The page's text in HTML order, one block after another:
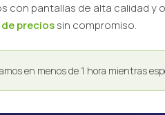
con pantallas de alta calidad y
preciossin compromiso.
en menos de 1 hora mientras